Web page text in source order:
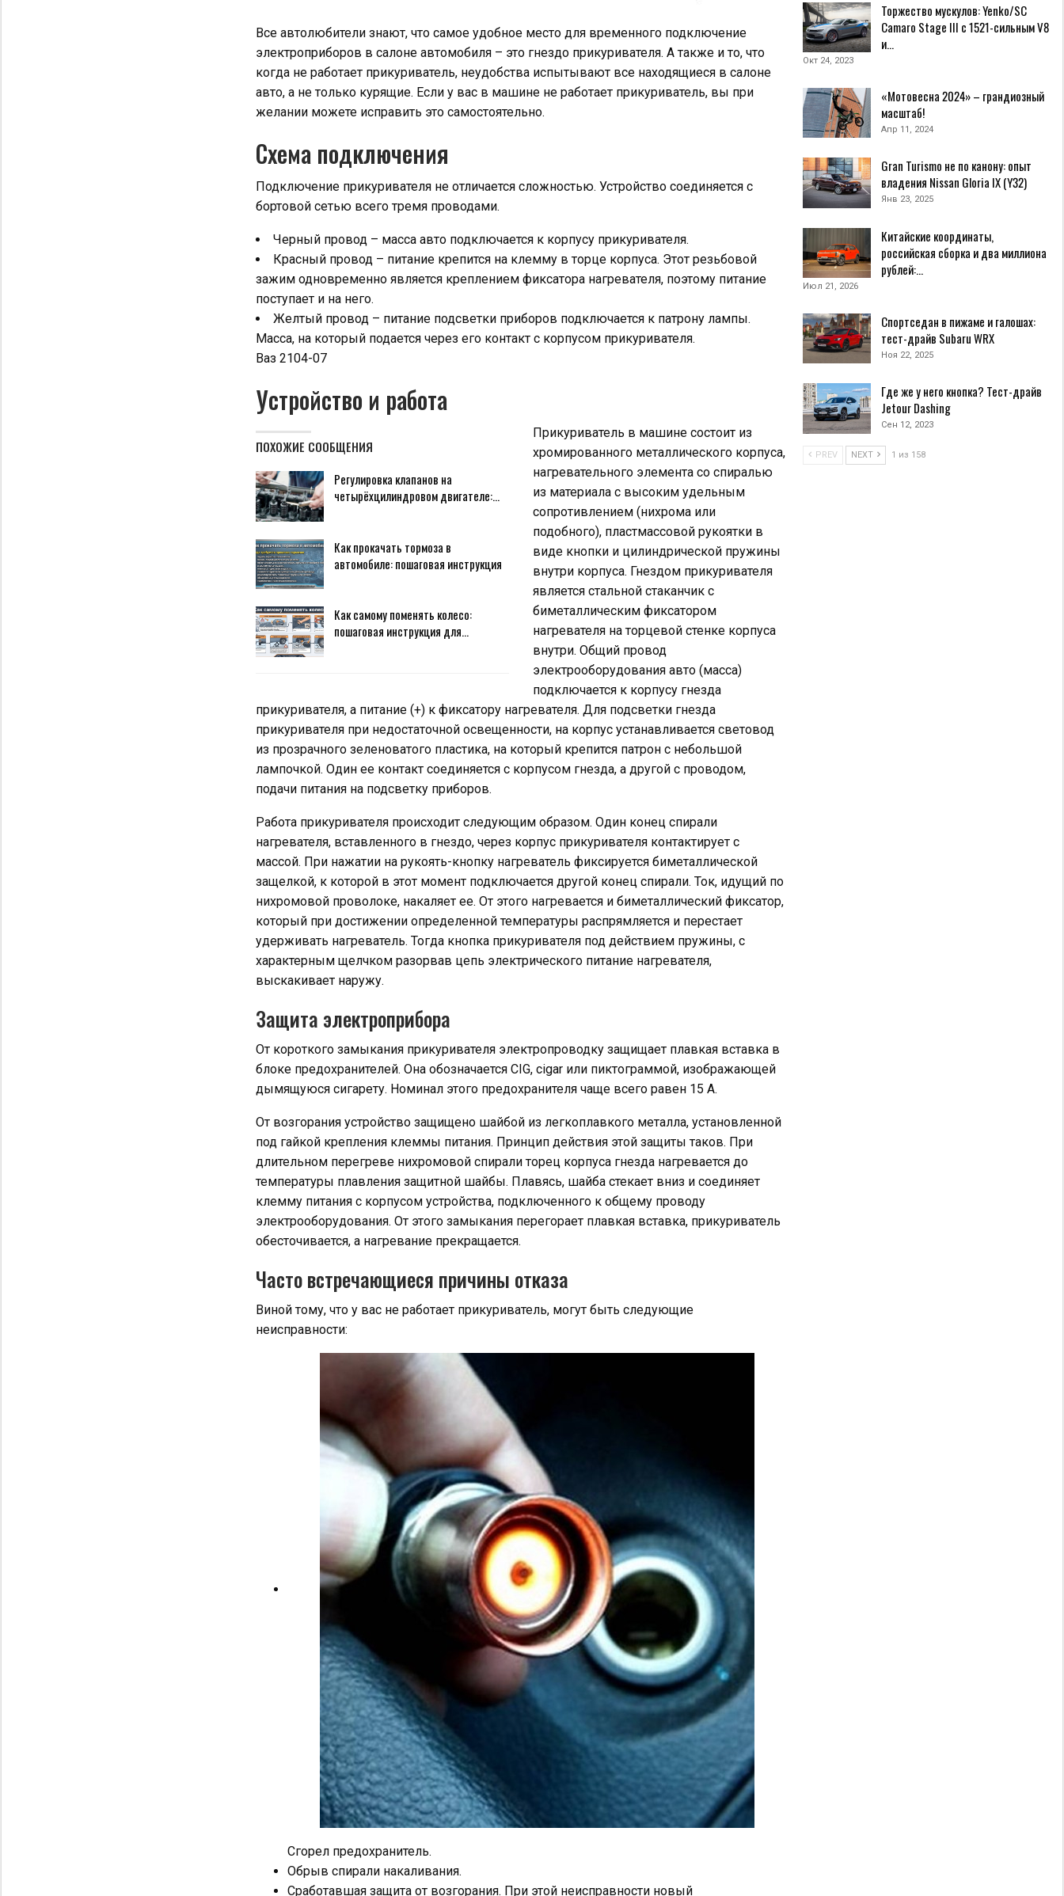
Все автолюбители знают, что самое удобное место для временного подключение
электроприборов в салоне автомобиля – это гнездо прикуривателя. А также и то, что
когда не работает прикуриватель, неудобства испытывают все находящиеся в салоне
авто, а не только курящие. Если у вас в машине не работает прикуриватель, вы при
желании можете исправить это самостоятельно.
Схема подключения
Подключение прикуривателя не отличается сложностью. Устройство соединяется с
бортовой сетью всего тремя проводами.
Черный провод – масса авто подключается к корпусу прикуривателя.
Красный провод – питание крепится на клемму в торце корпуса. Этот резьбовой
зажим одновременно является креплением фиксатора нагревателя, поэтому питание
поступает и на него.
Желтый провод – питание подсветки приборов подключается к патрону лампы.
Масса, на который подается через его контакт с корпусом прикуривателя.
Ваз 2104-07
Устройство и работа
ПОХОЖИЕ СООБЩЕНИЯ
Регулировка клапанов на
четырёхцилиндровом двигателе:…
Как прокачать тормоза в
автомобиле: пошаговая инструкция
Как самому поменять колесо:
пошаговая инструкция для…
Прикуриватель в машине состоит из
хромированного металлического корпуса,
нагревательного элемента со спиралью
из материала с высоким удельным
сопротивлением (нихрома или
подобного), пластмассовой рукоятки в
виде кнопки и цилиндрической пружины
внутри корпуса. Гнездом прикуривателя
является стальной стаканчик с
биметаллическим фиксатором
нагревателя на торцевой стенке корпуса
внутри. Общий провод
электрооборудования авто (масса)
подключается к корпусу гнезда
прикуривателя, а питание (+) к фиксатору нагревателя. Для подсветки гнезда
прикуривателя при недостаточной освещенности, на корпус устанавливается световод
из прозрачного зеленоватого пластика, на который крепится патрон с небольшой
лампочкой. Один ее контакт соединяется с корпусом гнезда, а другой с проводом,
подачи питания на подсветку приборов.
Работа прикуривателя происходит следующим образом. Один конец спирали
нагревателя, вставленного в гнездо, через корпус прикуривателя контактирует с
массой. При нажатии на рукоять-кнопку нагреватель фиксируется биметаллической
защелкой, к которой в этот момент подключается другой конец спирали. Ток, идущий по
нихромовой проволоке, накаляет ее. От этого нагревается и биметаллический фиксатор,
который при достижении определенной температуры распрямляется и перестает
удерживать нагреватель. Тогда кнопка прикуривателя под действием пружины, с
характерным щелчком разорвав цепь электрического питание нагревателя,
выскакивает наружу.
Защита электроприбора
От короткого замыкания прикуривателя электропроводку защищает плавкая вставка в
блоке предохранителей. Она обозначается CIG, cigar или пиктограммой, изображающей
дымящуюся сигарету. Номинал этого предохранителя чаще всего равен 15 А.
От возгорания устройство защищено шайбой из легкоплавкого металла, установленной
под гайкой крепления клеммы питания. Принцип действия этой защиты таков. При
длительном перегреве нихромовой спирали торец корпуса гнезда нагревается до
температуры плавления защитной шайбы. Плавясь, шайба стекает вниз и соединяет
клемму питания с корпусом устройства, подключенного к общему проводу
электрооборудования. От этого замыкания перегорает плавкая вставка, прикуриватель
обесточивается, а нагревание прекращается.
Часто встречающиеся причины отказа
Виной тому, что у вас не работает прикуриватель, могут быть следующие
неисправности:
Сгорел предохранитель.
Обрыв спирали накаливания.
Сработавшая защита от возгорания. При этой неисправности новый
Торжество мускулов: Yenko/SC
Camaro Stage III с 1521-сильным V8
и…
Окт 24, 2023
«Мотовесна 2024» – грандиозный
масштаб!
Апр 11, 2024
Gran Turismo не по канону: опыт
владения Nissan Gloria IX (Y32)
Янв 23, 2025
Китайские координаты,
российская сборка и два миллиона
рублей:…
Июл 21, 2026
Спортседан в пижаме и галошах:
тест-драйв Subaru WRX
Ноя 22, 2025
Где же у него кнопка? Тест-драйв
Jetour Dashing
Сен 12, 2023
PREV NEXT 1 из 158